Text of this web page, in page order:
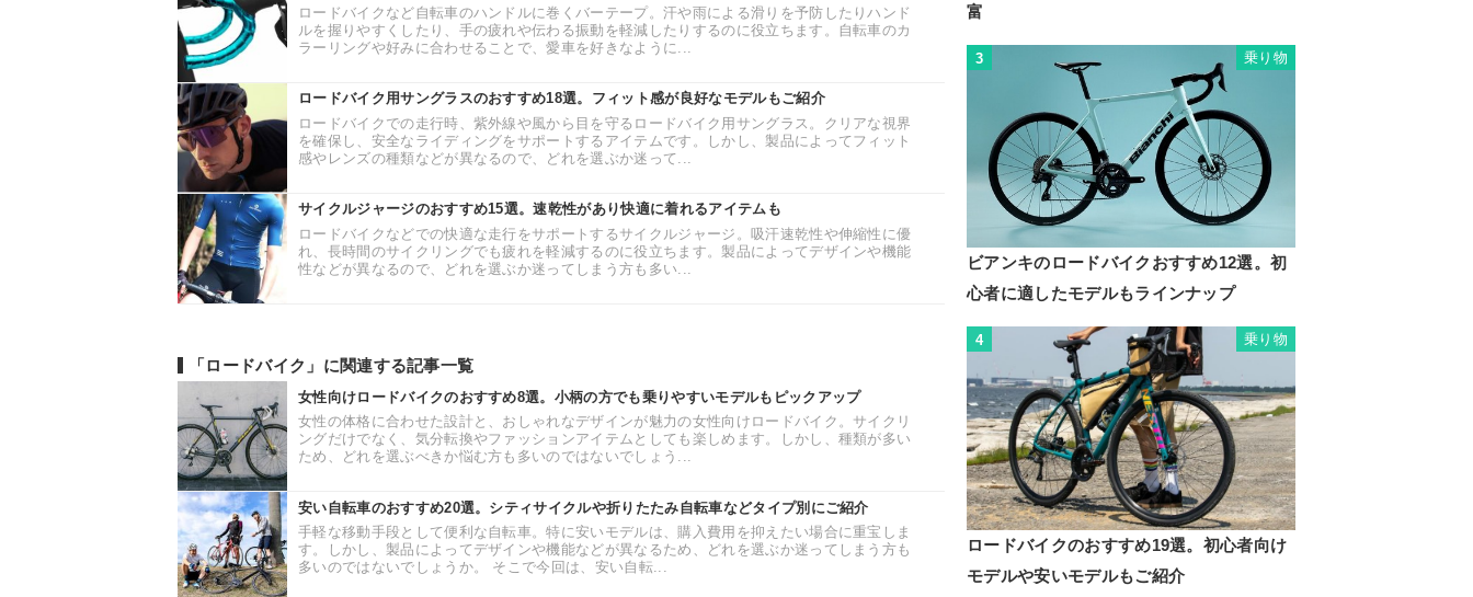
ロードバイクなど自転車のハンドルに巻くバーテープ。汗や雨による滑りを予防したりハンド
ルを握りやすくしたり、手の疲れや伝わる振動を軽減したりするのに役立ちます。自転車のカ
ラーリングや好みに合わせることで、愛車を好きなように...
ロードバイク用サングラスのおすすめ18選。フィット感が良好なモデルもご紹介
ロードバイクでの走行時、紫外線や風から目を守るロードバイク用サングラス。クリアな視界
を確保し、安全なライディングをサポートするアイテムです。しかし、製品によってフィット
感やレンズの種類などが異なるので、どれを選ぶか迷って...
サイクルジャージのおすすめ15選。速乾性があり快適に着れるアイテムも
ロードバイクなどでの快適な走行をサポートするサイクルジャージ。吸汗速乾性や伸縮性に優
れ、長時間のサイクリングでも疲れを軽減するのに役立ちます。製品によってデザインや機能
性などが異なるので、どれを選ぶか迷ってしまう方も多い...
「ロードバイク」に関連する記事一覧
女性向けロードバイクのおすすめ8選。小柄の方でも乗りやすいモデルもピックアップ
女性の体格に合わせた設計と、おしゃれなデザインが魅力の女性向けロードバイク。サイクリ
ングだけでなく、気分転換やファッションアイテムとしても楽しめます。しかし、種類が多い
ため、どれを選ぶべきか悩む方も多いのではないでしょう...
安い自転車のおすすめ20選。シティサイクルや折りたたみ自転車などタイプ別にご紹介
手軽な移動手段として便利な自転車。特に安いモデルは、購入費用を抑えたい場合に重宝しま
す。しかし、製品によってデザインや機能などが異なるため、どれを選ぶか迷ってしまう方も
多いのではないでしょうか。 そこで今回は、安い自転...
富
3 乗り物
ビアンキのロードバイクおすすめ12選。初
心者に適したモデルもラインナップ
4 乗り物
ロードバイクのおすすめ19選。初心者向け
モデルや安いモデルもご紹介